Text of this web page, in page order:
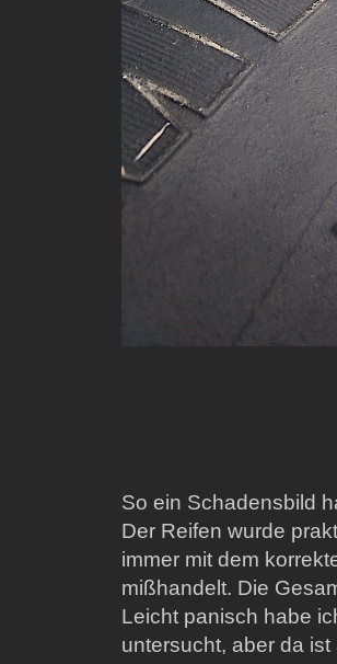
So ein Schadensbild
Der Reifen wurde
immer mit dem
mißhandelt. Die
Leicht panisch habe
untersucht, aber da ist